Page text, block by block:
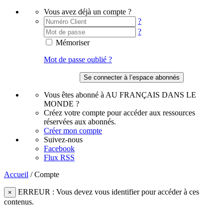
Vous avez déjà un compte ?
?
?
Mémoriser
Mot de passe oublié ?
Vous êtes abonné à AU FRANÇAIS DANS LE
MONDE ?
Créez votre compte pour accéder aux ressources
réservées aux abonnés.
Créer mon compte
Suivez-nous
Facebook
Flux RSS
Accueil /Compte
×
ERREUR : Vous devez vous identifier pour accéder à ces
contenus.